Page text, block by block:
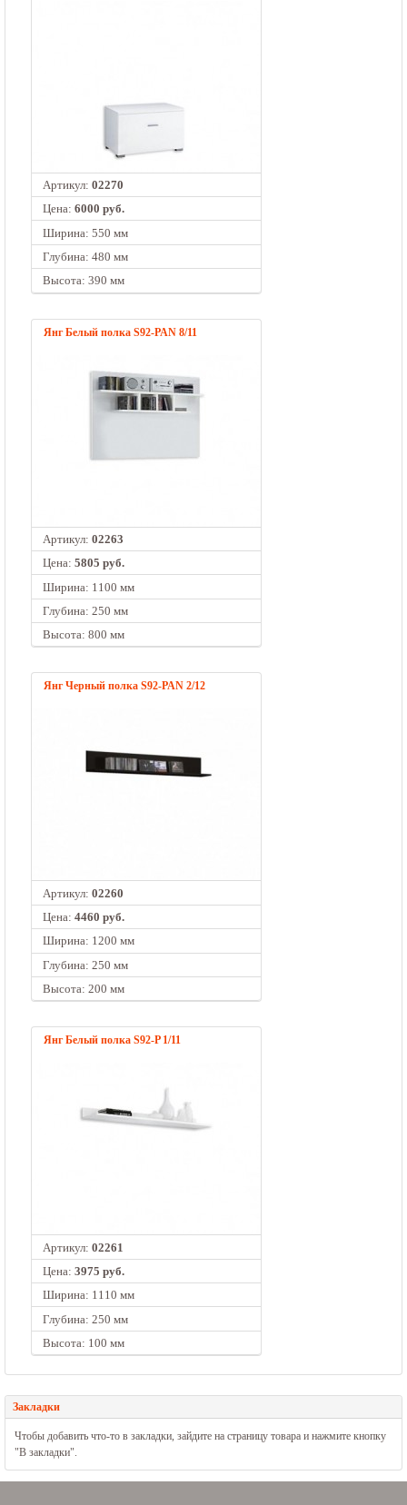
Артикул: 02270
Цена: 6000 руб.
Ширина: 550 мм
Глубина: 480 мм
Высота: 390 мм
Янг Белый полка S92-PAN 8/11
Артикул: 02263
Цена: 5805 руб.
Ширина: 1100 мм
Глубина: 250 мм
Высота: 800 мм
Янг Черный полка S92-PAN 2/12
Артикул: 02260
Цена: 4460 руб.
Ширина: 1200 мм
Глубина: 250 мм
Высота: 200 мм
Янг Белый полка S92-P 1/11
Артикул: 02261
Цена: 3975 руб.
Ширина: 1110 мм
Глубина: 250 мм
Высота: 100 мм
Закладки
Чтобы добавить что-то в закладки, зайдите на страницу товара и нажмите кнопку
"В закладки".